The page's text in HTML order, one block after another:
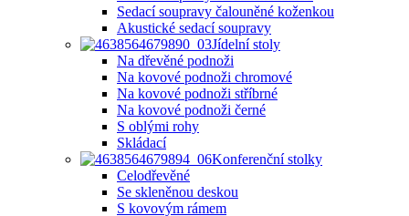
Sedací soupravy čalouněné koženkou
Akustické sedací soupravy
Jídelní stoly
Na dřevěné podnoži
Na kovové podnoži chromové
Na kovové podnoži stříbrné
Na kovové podnoži černé
S oblými rohy
Skládací
Konferenční stolky
Celodřevěné
Se skleněnou deskou
S kovovým rámem